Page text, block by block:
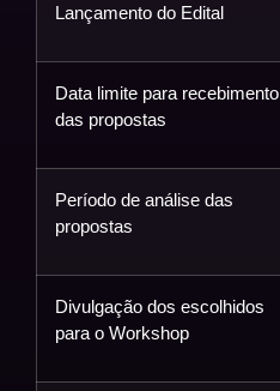
Lançamento do Edital
Data limite para recebimento
das propostas
Período de análise das
propostas
Divulgação dos escolhidos
para o Workshop